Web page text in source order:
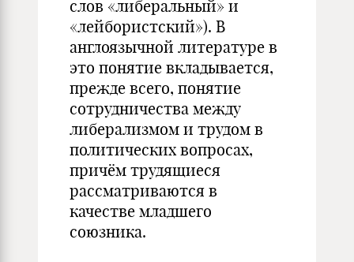
слов «либеральный» и
«лейбористский»). В
англоязычной литературе в
это понятие вкладывается,
прежде всего, понятие
сотрудничества между
либерализмом и трудом в
политических вопросах,
причём трудящиеся
рассматриваются в
качестве младшего
союзника.